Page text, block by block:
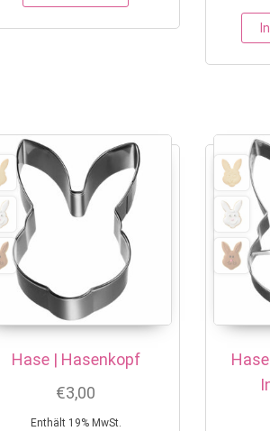
weist mehrere Varianten auf. Die
Hase | Hasenkopf
€3,00
Enthält 19% MwSt.